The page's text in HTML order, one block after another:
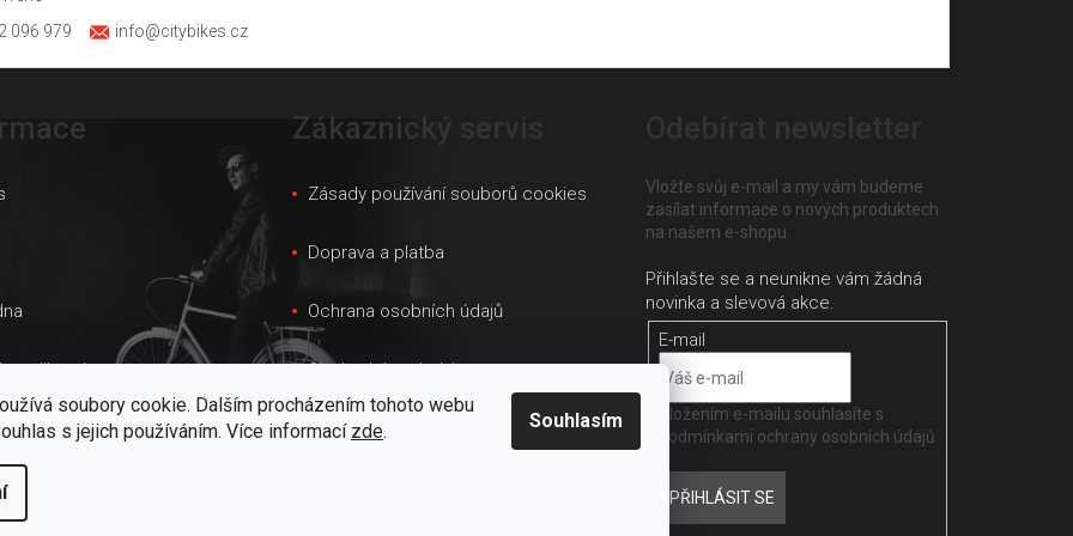
soubory cookie. Dalším procházením tohoto webu
s jejich používáním. Více informací zde. Souhlasím
096 979
info@citybikes.cz
velikostí
Zákaznický servis
Zásady používání souborů cookies
Doprava a platba
Ochrana osobních údajů
Obchodní podmínky
Velkoobchod
Vložte svůj e-mail a my vám budeme
zasílat informace o nových produktech
na našem e-shopu.
E-mail
Vložením e-mailu souhlasíte s
podmínkami ochrany osobních údajů
PŘIHLÁSIT SE